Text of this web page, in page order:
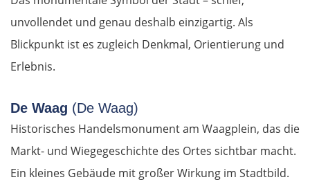
unvollendet und genau deshalb einzigartig. Als
Blickpunkt ist es zugleich Denkmal, Orientierung und
Erlebnis.
De Waag (De Waag)
Historisches Handelsmonument am Waagplein, das die
Markt- und Wiegegeschichte des Ortes sichtbar macht.
Ein kleines Gebäude mit großer Wirkung im Stadtbild.
Pilsen
Taus
Cham
Regensburg